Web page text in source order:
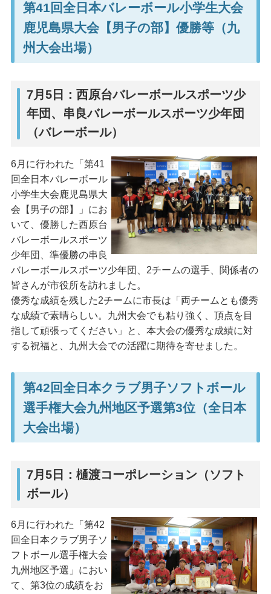
第41回全日本バレーボール小学生大会
鹿児島県大会【男子の部】優勝等（九
州大会出場）
7月5日：西原台バレーボールスポーツ少
年団、串良バレーボールスポーツ少年団
（バレーボール）
6月に行われた「第41
回全日本バレーボール
小学生大会鹿児島県大
会【男子の部】」にお
いて、優勝した西原台
バレーボールスポーツ
少年団、準優勝の串良
バレーボールスポーツ少年団、2チームの選手、関係者の
皆さんが市役所を訪れました。
優秀な成績を残した2チームに市長は「両チームとも優秀
な成績で素晴らしい。九州大会でも粘り強く、頂点を目
指して頑張ってください」と、本大会の優秀な成績に対
する祝福と、九州大会での活躍に期待を寄せました。
第42回全日本クラブ男子ソフトボール
選手権大会九州地区予選第3位（全日本
大会出場）
7月5日：樋渡コーポレーション（ソフト
ボール）
6月に行われた「第42
回全日本クラブ男子ソ
フトボール選手権大会
九州地区予選」におい
て、第3位の成績をお